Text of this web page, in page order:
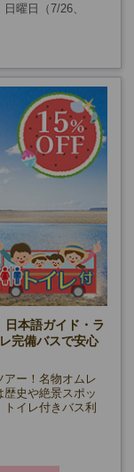
曜日（7/26、
23日、26日
日、23日、25
日、21日、23
25日、27日、29
・19 を除く)
16日、17日、20
日、21日、24
日、22日、24
本語ガイド・ラ
完備バスで安心
ー！名物オムレ
史や絶景スポッ
イレ付きバス利